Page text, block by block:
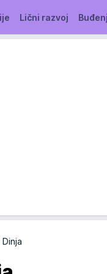
Lični razvoj
Dinja